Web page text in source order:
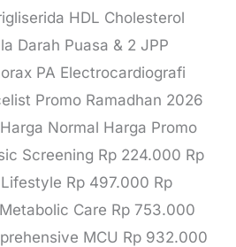
HDL Cholesterol
Darah Puasa & 2 JPP
PA Electrocardiografi
Promo Ramadhan 2026
Normal Harga Promo
Screening Rp 224.000 Rp
Rp 497.000 Rp
Care Rp 753.000
MCU Rp 932.000